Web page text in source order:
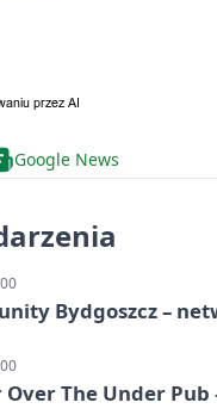
Google News
Bydgoszcz –
Over The Under